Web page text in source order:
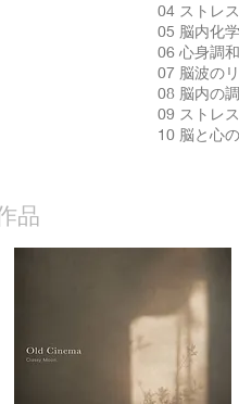
04 ストレ
05 脳内化
06 心身調
07 脳波の
08 脳内の
09 ストレ
10 脳と心
品